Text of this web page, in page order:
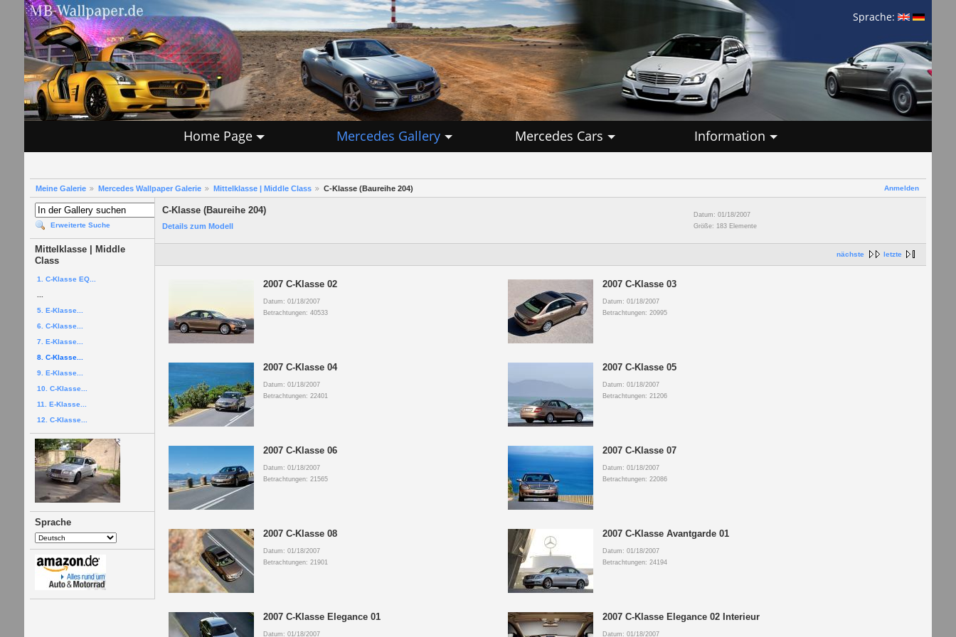
Sprache:
Home Page Mercedes Gallery Mercedes Cars Information
Anmelden
Meine Galerie Mercedes Wallpaper Galerie Mittelklasse | Middle Class C-Klasse (Baureihe 204)
Erweiterte Suche
Mittelklasse | Middle
Class
1. C-Klasse EQ...
5. E-Klasse...
6. C-Klasse...
7. E-Klasse...
8. C-Klasse...
9. E-Klasse...
10. C-Klasse...
11. E-Klasse...
12. C-Klasse...
Sprache
C-Klasse (Baureihe 204)
Details zum Modell
Datum: 01/18/2007
Größe: 183 Elemente
nächste letzte
2007 C-Klasse 02
Datum: 01/18/2007
Betrachtungen: 40533
2007 C-Klasse 03
Datum: 01/18/2007
Betrachtungen: 20995
2007 C-Klasse 04
Datum: 01/18/2007
Betrachtungen: 22401
2007 C-Klasse 05
Datum: 01/18/2007
Betrachtungen: 21206
2007 C-Klasse 06
Datum: 01/18/2007
Betrachtungen: 21565
2007 C-Klasse 07
Datum: 01/18/2007
Betrachtungen: 22086
2007 C-Klasse 08
Datum: 01/18/2007
Betrachtungen: 21901
2007 C-Klasse Avantgarde 01
Datum: 01/18/2007
Betrachtungen: 24194
2007 C-Klasse Elegance 01
Datum: 01/18/2007
2007 C-Klasse Elegance 02 Interieur
Datum: 01/18/2007